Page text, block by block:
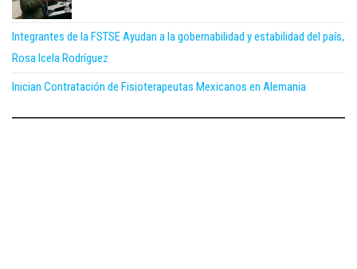
Integrantes de la FSTSE Ayudan a la gobernabilidad y estabilidad del país,
Rosa Icela Rodríguez
Inician Contratación de Fisioterapeutas Mexicanos en Alemania